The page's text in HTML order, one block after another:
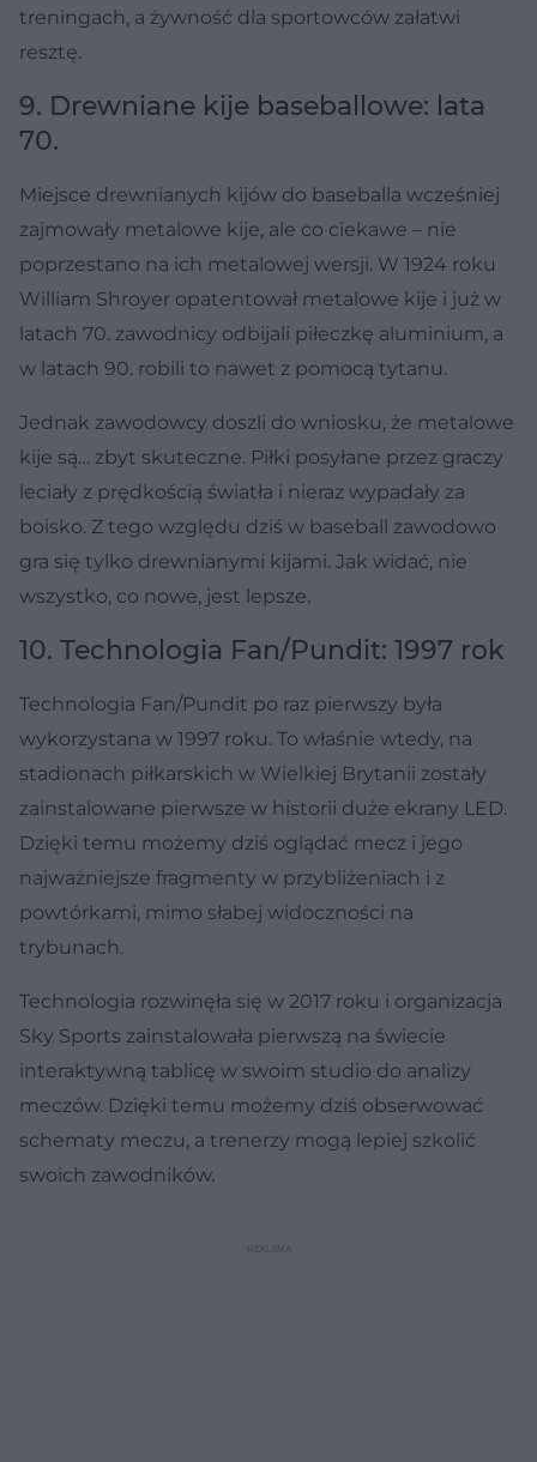
treningach, a żywność dla sportowców załatwi
resztę.
9. Drewniane kije baseballowe: lata
70.
Miejsce drewnianych kijów do baseballa wcześniej
zajmowały metalowe kije, ale co ciekawe – nie
poprzestano na ich metalowej wersji. W 1924 roku
William Shroyer opatentował metalowe kije i już w
latach 70. zawodnicy odbijali piłeczkę aluminium, a
w latach 90. robili to nawet z pomocą tytanu.
Jednak zawodowcy doszli do wniosku, że metalowe
kije są… zbyt skuteczne. Piłki posyłane przez graczy
leciały z prędkością światła i nieraz wypadały za
boisko. Z tego względu dziś w baseball zawodowo
gra się tylko drewnianymi kijami. Jak widać, nie
wszystko, co nowe, jest lepsze.
10. Technologia Fan/Pundit: 1997 rok
Technologia Fan/Pundit po raz pierwszy była
wykorzystana w 1997 roku. To właśnie wtedy, na
stadionach piłkarskich w Wielkiej Brytanii zostały
zainstalowane pierwsze w historii duże ekrany LED.
Dzięki temu możemy dziś oglądać mecz i jego
najważniejsze fragmenty w przybliżeniach i z
powtórkami, mimo słabej widoczności na
trybunach.
Technologia rozwinęła się w 2017 roku i organizacja
Sky Sports zainstalowała pierwszą na świecie
interaktywną tablicę w swoim studio do analizy
meczów. Dzięki temu możemy dziś obserwować
schematy meczu, a trenerzy mogą lepiej szkolić
swoich zawodników.